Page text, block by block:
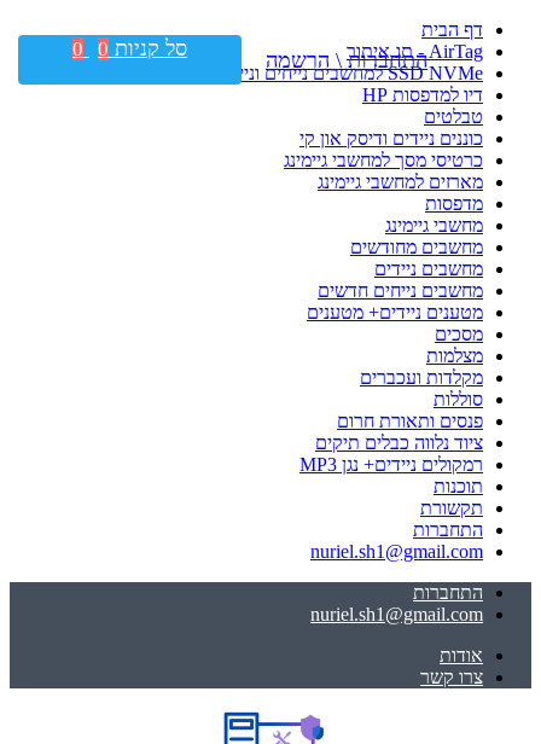
דף הבית
AirTag - תג איתור
SSD NVMe למחשבים נייחים וניידים
דיו למדפסות HP
טבלטים
כוננים ניידים ודיסק און קי
כרטיסי מסך למחשבי גיימינג
מארזים למחשבי גיימינג
מדפסות
מחשבי גיימינג
מחשבים מחודשים
מחשבים ניידים
מחשבים נייחים חדשים
מטענים ניידים+ מטענים
מסכים
מצלמות
מקלדות ועכברים
סוללות
פנסים ותאורת חרום
ציוד נלווה כבלים תיקים
רמקולים ניידים+ נגן MP3
תוכנות
תקשורת
התחברות
nuriel.sh1@gmail.com
התחברות
nuriel.sh1@gmail.com
אודות
צרו קשר
התחברות \ הרשמה סל קניות 0
0